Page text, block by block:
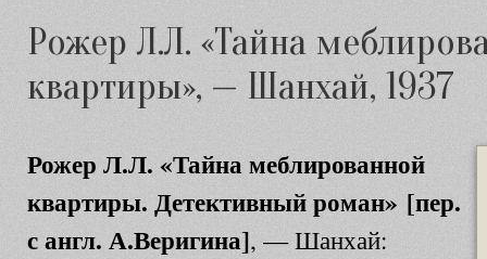
Рожер Л.Л. «Тайна
квартиры», — Шанхай, 1937
Рожер Л.Л. «Тайна меблированной
квартиры. Детективный роман» [пер.
с англ. А.Веригина], — Шанхай: